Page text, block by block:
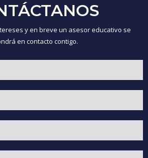
y en breve un asesor educativo se
en contacto contigo.